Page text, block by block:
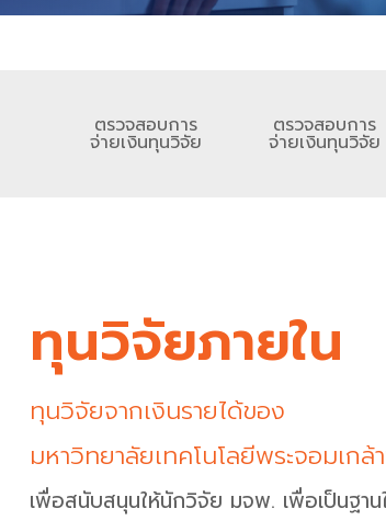
ตรวจสอบการ
จ่ายเงินทุนวิจัย
ตรวจสอบการ
จ่ายเงินทุนวิจัย
ทุนวิจัยภายใน
ทุนวิจัยจากเงินรายได้ของ
มหาวิทยาลัยเทคโนโลยีพระจอมเกล้
เพื่อสนับสนุนให้นักวิจัย มจพ. เพื่อเป็นฐา